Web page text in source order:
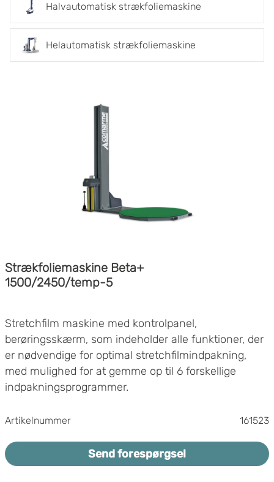
Halvautomatisk strækfoliemaskine
Helautomatisk strækfoliemaskine
Strækfoliemaskine Beta+
1500/2450/temp-5
Stretchfilm maskine med kontrolpanel,
berøringsskærm, som indeholder alle funktioner, der
er nødvendige for optimal stretchfilmindpakning,
med mulighed for at gemme op til 6 forskellige
indpakningsprogrammer.
Beregnet til lave temperaturer (-5)
Drejebord diameter 1500mm, max pallestørrelse
800x1200mm
Max belastning 2000kg
Artikelnummer 161523
Send forespørgsel